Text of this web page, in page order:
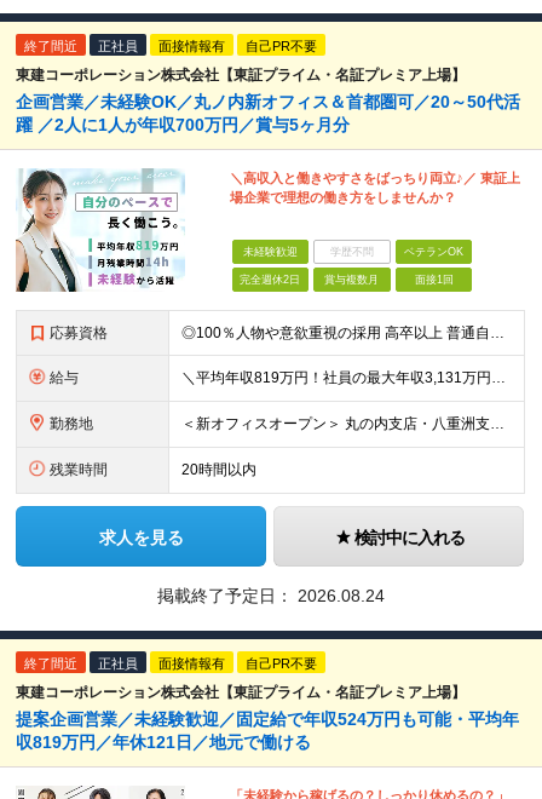
終了間近 正社員 面接情報有 自己PR不要
東建コーポレーション株式会社【東証プライム・名証プレミア上場】
企画営業／未経験OK／丸ノ内新オフィス＆首都圏可／20～50代活
躍 ／2人に1人が年収700万円／賞与5ヶ月分
＼高収入と働きやすさをばっちり両立♪／ 東証上
場企業で理想の働き方をしませんか？
未経験歓迎 学歴不問 ベテランOK
完全週休2日 賞与複数月 面接1回
応募資格 ◎100％人物や意欲重視の採用 高卒以上 普通自動車第一種運転免許取得者（AT限定可） ★職歴は全く問いません！ 前向きにコツコツと向き合える方であれば結果がついてくるお仕事です。 現職・無職、正社
給与 ＼平均年収819万円！社員の最大年収3,131万円／ ＼2人に1人が年収700万円以上／ ＼5人に1人が年収1,000万円以上！／ 固定給だけで、年収524万円も可能！ インセンティブだけでなく固定給
勤務地 ＜新オフィスオープン＞ 丸の内支店・八重洲支店 東京都千代田区丸の内1丁目9-1 グラントウキョウノースタワーオフィス40階（東京ヘッドオフィス内） ★東京駅直結の新オフィスで雨にも濡れずに通勤♪
残業時間 20時間以内
求人を見る 検討中に入れる
掲載終了予定日： 2026.08.24
終了間近 正社員 面接情報有 自己PR不要
東建コーポレーション株式会社【東証プライム・名証プレミア上場】
提案企画営業／未経験歓迎／固定給で年収524万円も可能・平均年
収819万円／年休121日／地元で働ける
「未経験から稼げるの？しっかり休めるの？」